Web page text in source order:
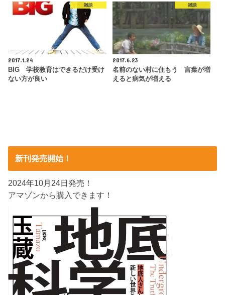
雑談
2017.1.24
BIG 学校教育はできるだけ受け
ない方が良い
雑談
2017.6.23
名前のない村に住もう 言葉が増
えると病気が増える
新刊発売開始！
2024年10月24日発売！
アマゾンから購入できます！